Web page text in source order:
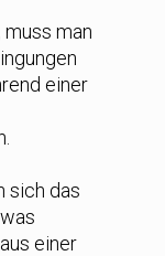
man
einer
sich das
einer